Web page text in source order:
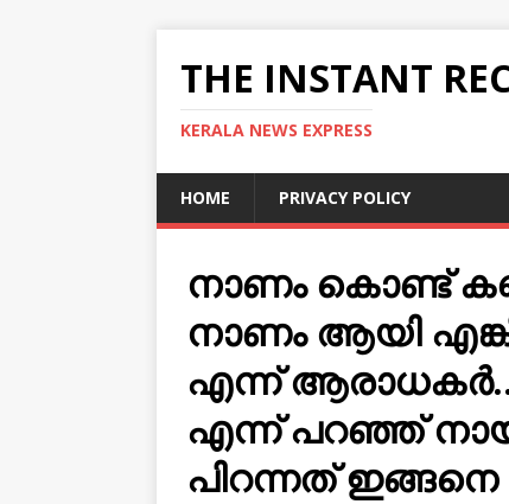
THE INSTANT
KERALA NEWS EXPRESS
HOME PRIVACY POLICY
നാണം കൊണ്ട്
നാണം ആയി
എന്ന് ആരാധകര്‍..
എന്ന് പറഞ്ഞ്
പിറന്നത് ഇങ്ങനെ